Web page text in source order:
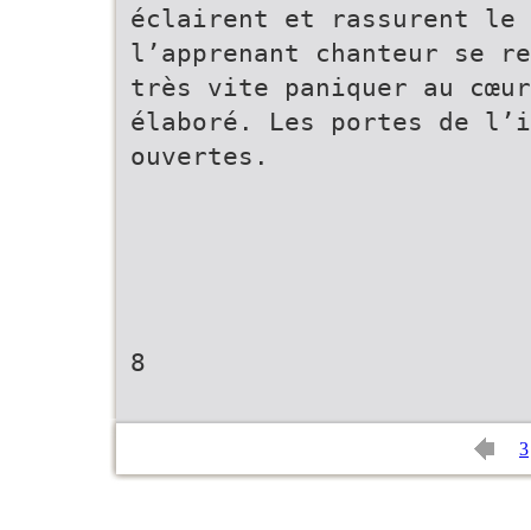
éclairent et rassurent le
l’apprenant chanteur se
très vite paniquer au
élaboré. Les portes de
ouvertes.
8
3